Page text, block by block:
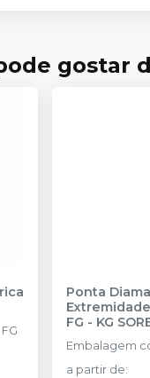
gostar
Ponta
FG - KG
Embalagem
a partir de: